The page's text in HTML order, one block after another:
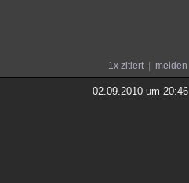
1x zitiert melden
02.09.2010 um 20:46